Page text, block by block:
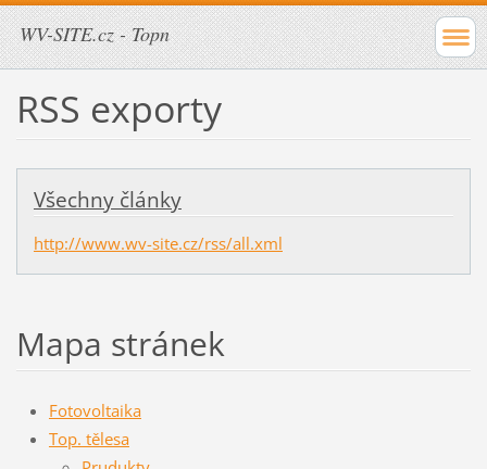
WV-SITE.cz - Topn
RSS exporty
Všechny články
http://www.wv-site.cz/rss/all.xml
Mapa stránek
Fotovoltaika
Top. tělesa